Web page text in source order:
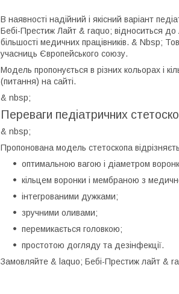
В наявності надійний і якісний варіант
Бебі-Престиж Лайт & raquo; відноситься
більшості медичних працівників. & Nbsp;
учасниць Європейського союзу.
Модель пропонується в різних кольорах і
(питання) на сайті.
& nbsp;
Переваги педіатричних
& nbsp;
Пропонована модель стетоскопа
оптимальною вагою і діаметром
кільцем воронки і мембраною з
інтегрованими дужками;
зручними оливами;
перемикається головкою;
простотою догляду та дезінфекції.
Замовляйте & laquo; Бебі-Престиж лайт &